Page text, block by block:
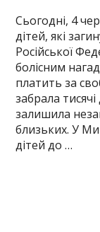
Сьогодні, 4
дітей, які
Російської
болісним
платить за
забрала
залишила
близьких. У
дітей до …